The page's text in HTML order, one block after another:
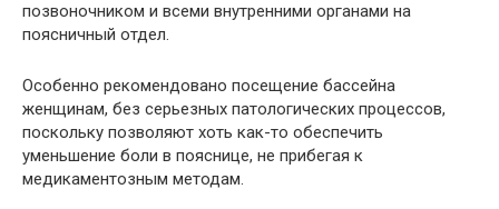
позвоночником и всеми внутренними органами на
поясничный отдел.
Особенно рекомендовано посещение бассейна
женщинам, без серьезных патологических процессов,
поскольку позволяют хоть как-то обеспечить
уменьшение боли в пояснице, не прибегая к
медикаментозным методам.